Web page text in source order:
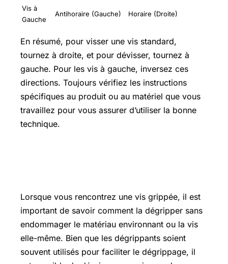
Vis à
Gauche
Antihoraire (Gauche) Horaire (Droite)
En résumé, pour visser une vis standard,
tournez à droite, et pour dévisser, tournez à
gauche. Pour les vis à gauche, inversez ces
directions. Toujours vérifiez les instructions
spécifiques au produit ou au matériel que vous
travaillez pour vous assurer d’utiliser la bonne
technique.
Lorsque vous rencontrez une vis grippée, il est
important de savoir comment la dégripper sans
endommager le matériau environnant ou la vis
elle-même. Bien que les dégrippants soient
souvent utilisés pour faciliter le dégrippage, il